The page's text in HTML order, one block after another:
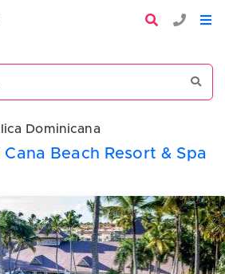
Dominicana
Beach Resort & Spa